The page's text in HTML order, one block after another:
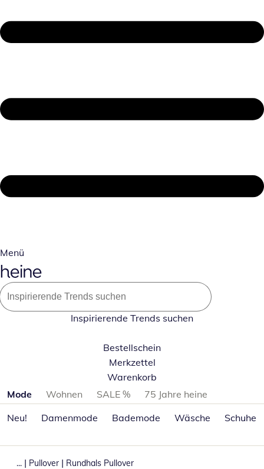
Menü
Inspirierende Trends suchen
Bestellschein
Merkzettel
Warenkorb
Produktkategorien überspringen
Mode Wohnen SALE %
75 Jahre heine
Neu!
Damenmode Bademode Wäsche Schuhe
... | Pullover | Rundhals Pullover